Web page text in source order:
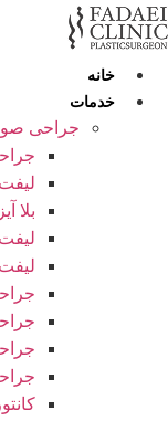
پرش
به
خانه
خدمات
جراحی
بلا